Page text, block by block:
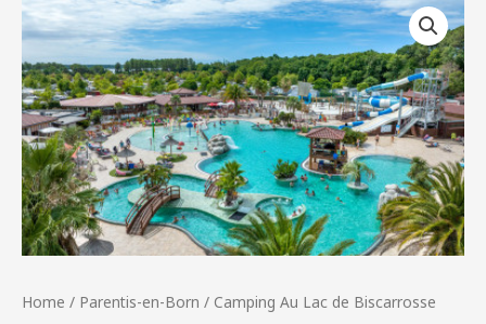
Home / Parentis-en-Born / Camping Au Lac de Biscarrosse